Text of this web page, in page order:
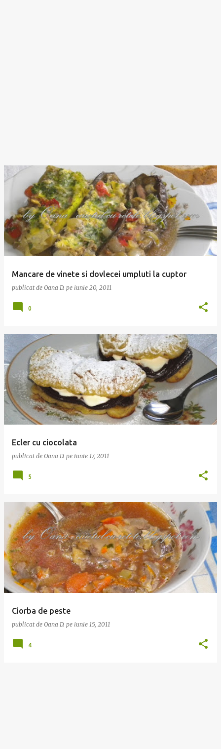
Mancare de vinete si dovlecei umpluti la cuptor
publicat de Oana D. pe iunie 20, 2011
0
Ecler cu ciocolata
publicat de Oana D. pe iunie 17, 2011
5
Ciorba de peste
publicat de Oana D. pe iunie 15, 2011
4